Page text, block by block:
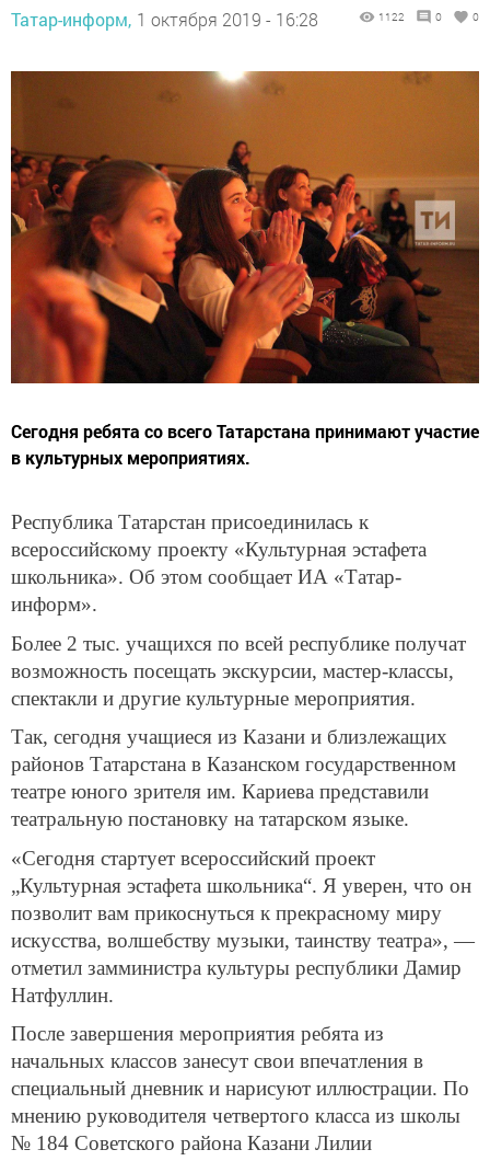
Татар-информ, 1 октября 2019 - 16:28 1122 0 0
Сегодня ребята со всего Татарстана принимают участие
в культурных мероприятиях.
Республика Татарстан присоединилась к
всероссийскому проекту «Культурная эстафета
школьника». Об этом сообщает ИА «Татар-
информ».
Более 2 тыс. учащихся по всей республике получат
возможность посещать экскурсии, мастер-классы,
спектакли и другие культурные мероприятия.
Так, сегодня учащиеся из Казани и близлежащих
районов Татарстана в Казанском государственном
театре юного зрителя им. Кариева представили
театральную постановку на татарском языке.
«Сегодня стартует всероссийский проект
„Культурная эстафета школьника“. Я уверен, что он
позволит вам прикоснуться к прекрасному миру
искусства, волшебству музыки, таинству театра», —
отметил замминистра культуры республики Дамир
Натфуллин.
После завершения мероприятия ребята из
начальных классов занесут свои впечатления в
специальный дневник и нарисуют иллюстрации. По
мнению руководителя четвертого класса из школы
№ 184 Советского района Казани Лилии